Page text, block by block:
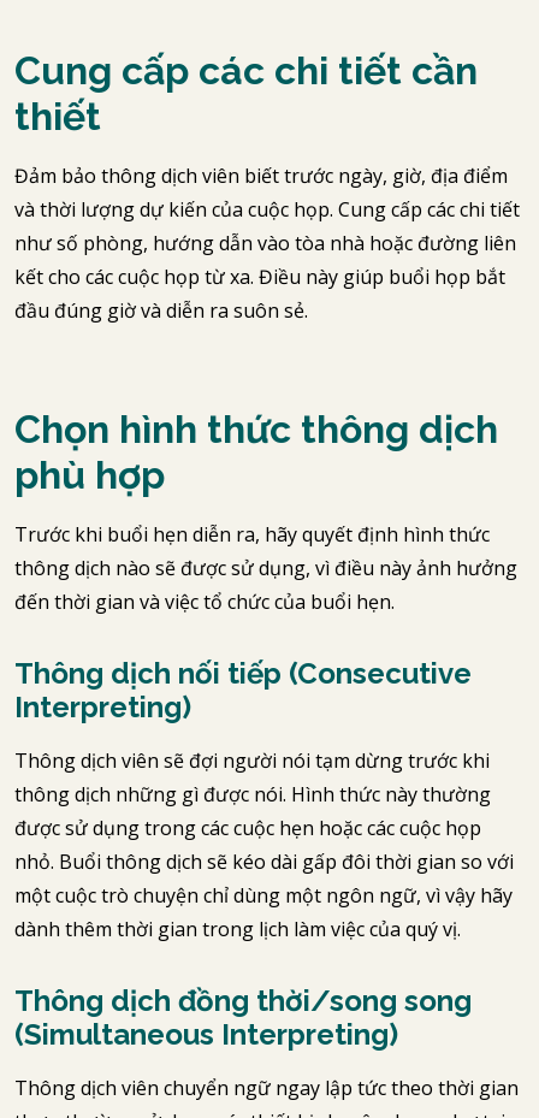
Cung cấp các chi tiết cần
thiết
Đảm bảo thông dịch viên biết trước ngày, giờ, địa điểm
và thời lượng dự kiến của cuộc họp. Cung cấp các chi tiết
như số phòng, hướng dẫn vào tòa nhà hoặc đường liên
kết cho các cuộc họp từ xa. Điều này giúp buổi họp bắt
đầu đúng giờ và diễn ra suôn sẻ.
Chọn hình thức thông dịch
phù hợp
Trước khi buổi hẹn diễn ra, hãy quyết định hình thức
thông dịch nào sẽ được sử dụng, vì điều này ảnh hưởng
đến thời gian và việc tổ chức của buổi hẹn.
Thông dịch nối tiếp (Consecutive
Interpreting)
Thông dịch viên sẽ đợi người nói tạm dừng trước khi
thông dịch những gì được nói. Hình thức này thường
được sử dụng trong các cuộc hẹn hoặc các cuộc họp
nhỏ. Buổi thông dịch sẽ kéo dài gấp đôi thời gian so với
một cuộc trò chuyện chỉ dùng một ngôn ngữ, vì vậy hãy
dành thêm thời gian trong lịch làm việc của quý vị.
Thông dịch đồng thời/song song
(Simultaneous Interpreting)
Thông dịch viên chuyển ngữ ngay lập tức theo thời gian